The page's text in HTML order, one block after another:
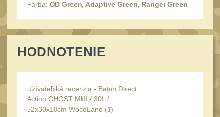
Sightmark
Vector Optics5
ČIŠTĚNÍ A ÚDRŽBA(66)
AR15
AK4710
Farba: OD Green, Adaptive Green, Ranger Green
HODNOTENIE
Užívateľská recenzia - Batoh Direct
Action GHOST MkII / 30L /
52x30x18cm WoodLand (1)